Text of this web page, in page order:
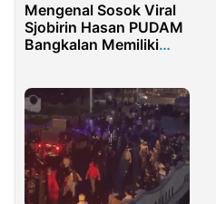
Mengenal Sosok Viral
Sjobirin Hasan PUDAM
Bangkalan Memiliki